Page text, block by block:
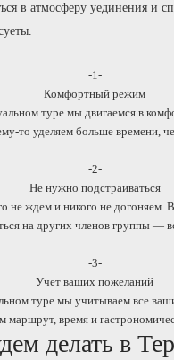
в атмосферу уединения и
-1-
Комфортный режим
туре мы двигаемся в
то уделяем больше времени,
-2-
Не нужно подстраиваться
не ждем и никого не догоняем.
на других членов группы —
-3-
Учет ваших пожеланий
туре мы учитываем все
маршрут, время и
делать в